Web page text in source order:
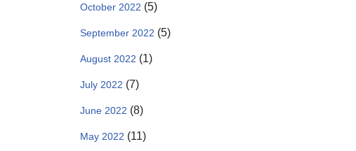
October 2022 (5)
September 2022 (5)
August 2022 (1)
July 2022 (7)
June 2022 (8)
May 2022 (11)